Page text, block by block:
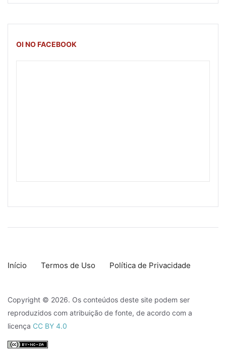
OI NO FACEBOOK
Início Termos de Uso Política de Privacidade
Copyright © 2026. Os conteúdos deste site podem ser
reproduzidos com atribuição de fonte, de acordo com a
licença CC BY 4.0